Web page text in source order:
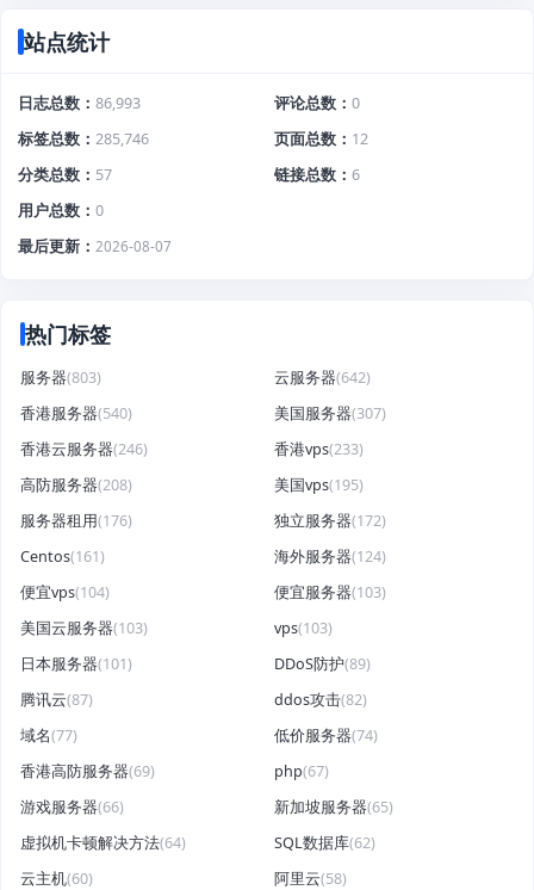
站点统计
日志总数 86,993 评论总数
0
标签总数
285,746 页面总数
12
分类总数
57 链接总数
6
用户总数
0
最后更新
2026-08-07
热门标签
服务器(803) 云服务器(642)
香港服务器(540) 美国服务器(307)
香港云服务器(246) 香港vps(233)
高防服务器(208) 美国vps(195)
服务器租用(176) 独立服务器(172)
Centos(161) 海外服务器(124)
便宜vps(104) 便宜服务器(103)
美国云服务器(103) vps(103)
日本服务器(101) DDoS防护(89)
腾讯云(87) ddos攻击(82)
域名(77) 低价服务器(74)
香港高防服务器(69) php(67)
游戏服务器(66) 新加坡服务器(65)
虚拟机卡顿解决方法(64) SQL数据库(62)
云主机(60) 阿里云(58)